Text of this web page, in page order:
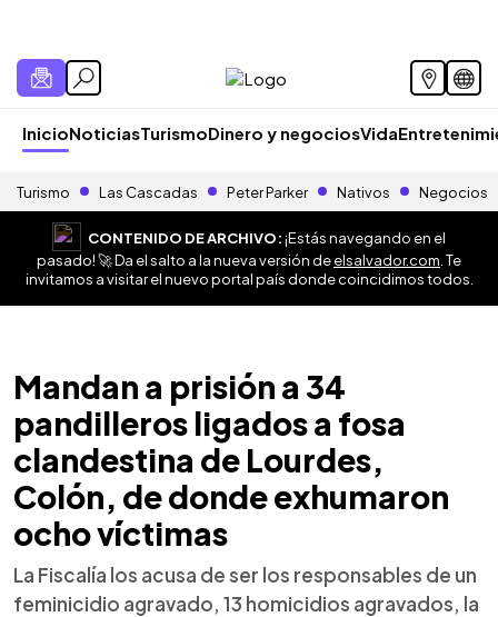
InicioNoticiasTurismoDinero y negociosVida
Turismo Las Cascadas Peter Parker Nativos Negocios
CONTENIDO DE ARCHIVO:¡Estás navegando en el
pasado! 🚀 Da el salto a la nueva versión deelsalvador.com . Te
invitamos a visitar el nuevo portal país donde coincidimos todos.
Mandan a prisión a 34
pandilleros ligados a fosa
clandestina de Lourdes,
Colón, de donde exhumaron
ocho víctimas
La Fiscalía los acusa de ser los responsables de un
feminicidio agravado, 13 homicidios agravados, la